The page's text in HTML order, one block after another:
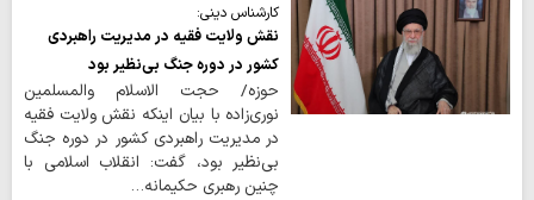
کارشناس دینی:
نقش ولایت فقیه در مدیریت راهبردی
کشور در دوره جنگ بی‌نظیر بود
حوزه/ حجت الاسلام والمسلمین
نوری‌زاده با بیان اینکه نقش ولایت فقیه
در مدیریت راهبردی کشور در دوره جنگ
بی‌نظیر بود، گفت: انقلاب اسلامی با
چنین رهبری حکیمانه…